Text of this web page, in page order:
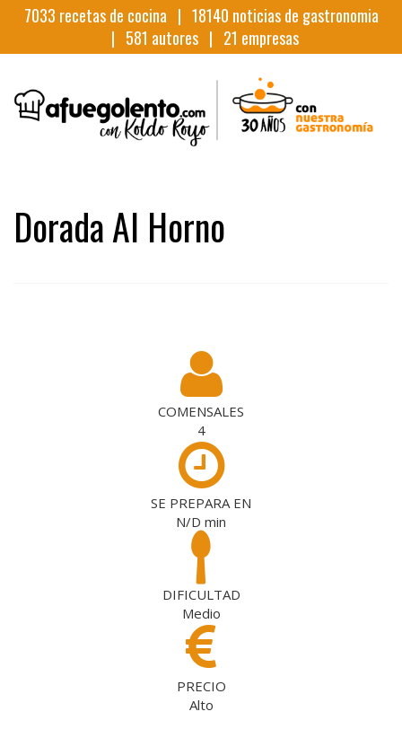
7033 recetas de cocina | 18140 noticias de gastronomia
| 581 autores | 21 empresas
Dorada Al Horno
COMENSALES
4
SE PREPARA EN
N/D min
DIFICULTAD
Medio
PRECIO
Alto